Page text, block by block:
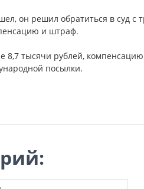
он решил обратиться в суд с
и штраф.
8,7 тысячи рублей,
посылки.